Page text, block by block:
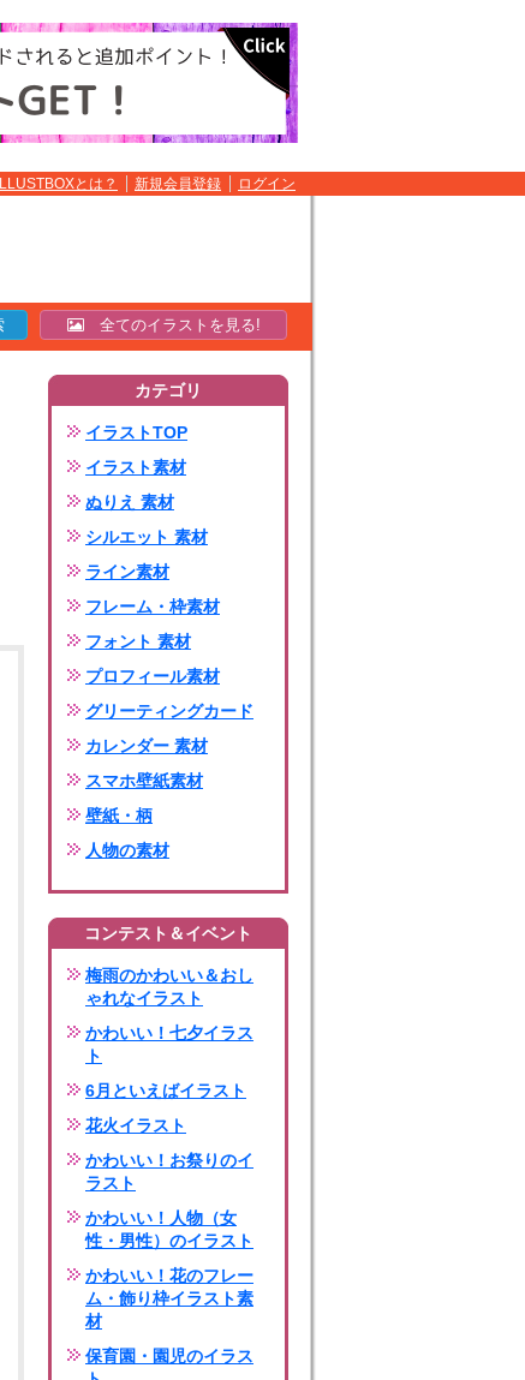
ILLUSTBOXとは？ 新規会員登録 ログイン
全てのイラストを見る!
カテゴリ
イラストTOP
イラスト素材
ぬりえ 素材
シルエット 素材
ライン素材
フレーム・枠素材
フォント 素材
プロフィール素材
グリーティングカード
カレンダー 素材
スマホ壁紙素材
壁紙・柄
人物の素材
コンテスト＆イベント
梅雨のかわいい＆おし
ゃれなイラスト
かわいい！七夕イラス
ト
6月といえばイラスト
花火イラスト
かわいい！お祭りのイ
ラスト
かわいい！人物（女
性・男性）のイラスト
かわいい！花のフレー
ム・飾り枠イラスト素
材
保育園・園児のイラス